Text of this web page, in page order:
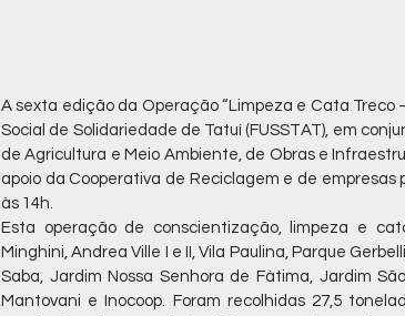
A sexta edição da Operação “Limpeza e Cata Treco
Social de Solidariedade de Tatuí (FUSSTAT), em
de Agricultura e Meio Ambiente, de Obras e
apoio da Cooperativa de Reciclagem e de empresas
às 14h.
Esta operação de conscientização, limpeza e
Minghini, Andrea Ville I e II, Vila Paulina, Parque
Saba, Jardim Nossa Senhora de Fátima, Jardim
Mantovani e Inocoop. Foram recolhidas 27,5